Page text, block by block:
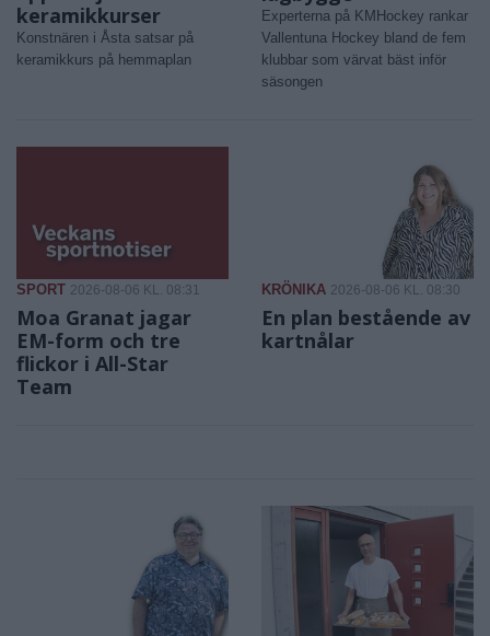
keramikkurser
Konstnären i Åsta satsar på
keramikkurs på hemmaplan
Experterna på KMHockey rankar
Vallentuna Hockey bland de fem
klubbar som värvat bäst inför
säsongen
SPORT 2026-08-06 KL. 08:31
Moa Granat jagar
EM-form och tre
flickor i All-Star
Team
KRÖNIKA 2026-08-06 KL. 08:30
En plan bestående av
kartnålar